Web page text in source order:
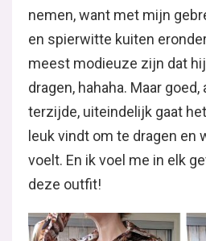
nemen, want met mijn
en spierwitte kuiten
meest modieuze zijn dat
dragen, hahaha. Maar
terzijde, uiteindelijk gaat
leuk vindt om te dragen en
voelt. En ik voel me in elk
deze outfit!